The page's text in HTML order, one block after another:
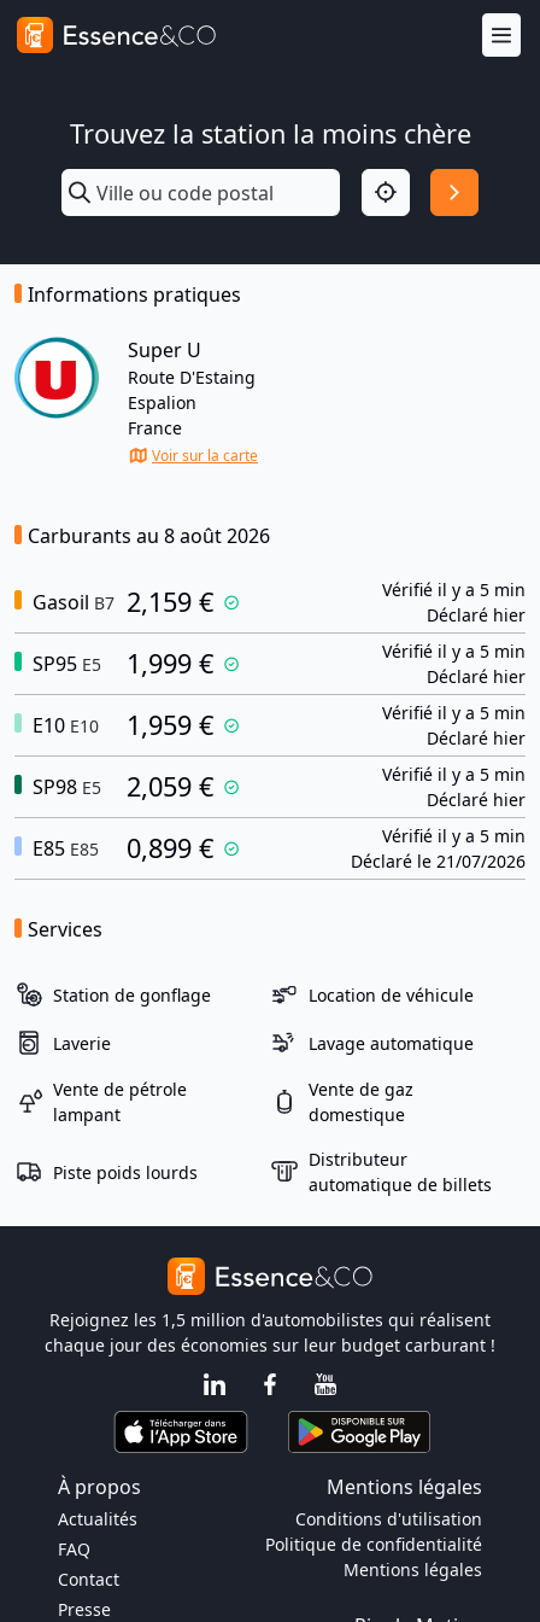
Trouvez la station la moins chère
Informations pratiques
Super U
Route D'Estaing
Espalion
France
Voir sur la carte
Carburants au 8 août 2026
Gasoil B7 2,159 €
Vérifié il y a 5 min
Déclaré hier
SP95 E5 1,999 €
Vérifié il y a 5 min
Déclaré hier
E10 E10 1,959 €
Vérifié il y a 5 min
Déclaré hier
SP98 E5 2,059 €
Vérifié il y a 5 min
Déclaré hier
E85 E85 0,899 €
Vérifié il y a 5 min
Déclaré le 21/07/2026
Services
Station de gonflage Location de véhicule
Laverie Lavage automatique
Vente de pétrole
lampant
Vente de gaz
domestique
Piste poids lourds
Distributeur
automatique de billets
Rejoignez les 1,5 million d'automobilistes qui réalisent
chaque jour des économies sur leur budget carburant !
À propos Mentions légales
Actualités
FAQ
Contact
Presse
Conditions d'utilisation
Politique de confidentialité
Mentions légales